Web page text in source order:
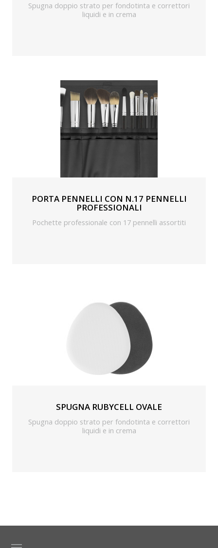
Spugna doppio strato per fondotinta e correttori
liquidi e in crema
PORTA PENNELLI CON N.17 PENNELLI
PROFESSIONALI
Pochette professionale con 17 pennelli assortiti
SPUGNA RUBYCELL OVALE
Spugna doppio strato per fondotinta e correttori
liquidi e in crema